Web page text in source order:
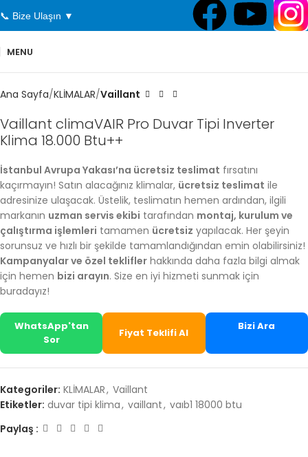
📞 Bize Ulaşın ▼
MENU
Ana Sayfa KLİMALAR Vaillant
Vaillant climaVAIR Pro Duvar Tipi Inverter
Klima 18.000 Btu++
İstanbul Avrupa Yakası’na ücretsiz teslimat fırsatını
kaçırmayın! Satın alacağınız klimalar, ücretsiz teslimat ile
adresinize ulaşacak. Üstelik, teslimatın hemen ardından, ilgili
markanın uzman servis ekibi tarafından montaj, kurulum ve
çalıştırma işlemleri tamamen ücretsiz yapılacak. Her şeyin
sorunsuz ve hızlı bir şekilde tamamlandığından emin olabilirsiniz!
Kampanyalar ve özel teklifler hakkında daha fazla bilgi almak
için hemen bizi arayın. Size en iyi hizmeti sunmak için
buradayız!
WhatsApp'tan
Sor
Fiyat Teklifi Al
Bizi Ara
Kategoriler: KLİMALAR, Vaillant
Etiketler: duvar tipi klima, vaillant, vaıb1 18000 btu
Paylaş :